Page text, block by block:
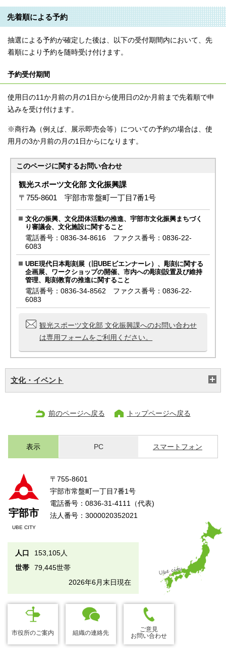
先着順による予約
抽選による予約が確定した後は、以下の受付期間内において、先
着順により予約を随時受け付けます。
予約受付期間
使用日の11か月前の月の1日から使用日の2か月前まで先着順で申
込みを受け付けます。
※商行為（例えば、展示即売会等）についての予約の場合は、使
用月の3か月前の月の1日からになります。
このページに関するお問い合わせ
観光スポーツ文化部 文化振興課
〒755-8601 宇部市常盤町一丁目7番1号
文化の振興、文化団体活動の推進、宇部市文化振興まちづく
り審議会、文化施設に関すること
電話番号：0836-34-8616 ファクス番号：0836-22-
6083
UBE現代日本彫刻展（旧UBEビエンナーレ）、彫刻に関する
企画展、ワークショップの開催、市内への彫刻設置及び維持
管理、彫刻教育の推進に関すること
電話番号：0836-34-8562 ファクス番号：0836-22-
6083
観光スポーツ文化部 文化振興課へのお問い合わせ
は専用フォームをご利用ください。
文化・イベント
前のページへ戻る トップページへ戻る
表示 PC スマートフォン
宇部市
UBE CITY
〒755-8601
宇部市常盤町一丁目7番1号
電話番号：0836-31-4111（代表)
法人番号：3000020352021
人口
153,105人
世帯
79,445世帯
2026年6月末日現在
市役所のご案内 組織の連絡先
ご意見
お問い合わせ